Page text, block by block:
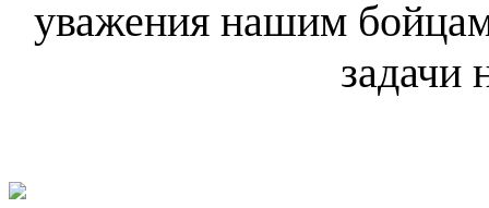
уважения нашим
задачи